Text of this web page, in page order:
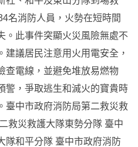
名消防人員，火勢在短時間
。此事件突顯火災風險無處不
議居民注意用火用電安全，
查電線，並避免堆放易燃物
警，爭取逃生和滅火的寶貴時
臺中市政府消防局第二救災救
救災救護大隊東勢分隊 臺中
隊和平分隊 臺中市政府消防